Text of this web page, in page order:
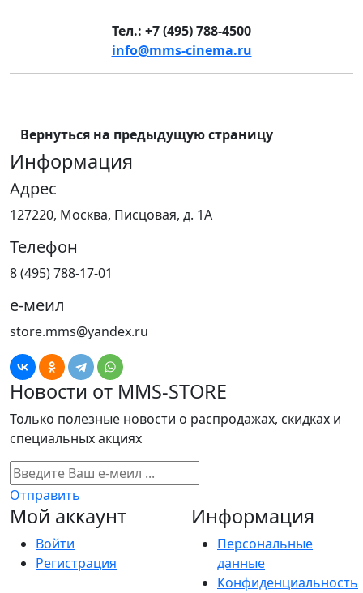
Тел.: +7 (495) 788-4500
info@mms-cinema.ru
Вернуться на предыдущую страницу
Информация
Адрес
127220, Москва, Писцовая, д. 1А
Телефон
8 (495) 788-17-01
е-меил
store.mms@yandex.ru
Новости от MMS-STORE
Только полезные новости о распродажах, скидках и
специальных акциях
Отправить
Мой аккаунт
Войти
Регистрация
Информация
Персональные
данные
Конфиденциальность